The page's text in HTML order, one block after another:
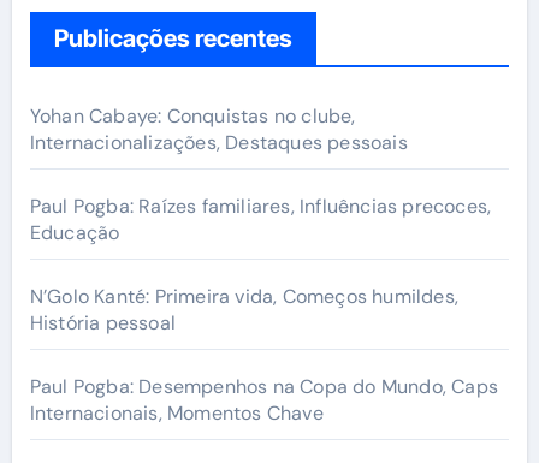
h
f
o
r
:
Publicações recentes
Yohan Cabaye: Conquistas no clube,
Internacionalizações, Destaques pessoais
Paul Pogba: Raízes familiares, Influências precoces,
Educação
N’Golo Kanté: Primeira vida, Começos humildes,
História pessoal
Paul Pogba: Desempenhos na Copa do Mundo, Caps
Internacionais, Momentos Chave